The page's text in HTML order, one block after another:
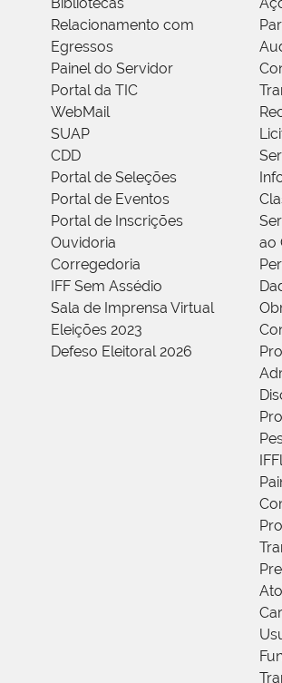
Relacionamento com
Egressos
Painel do Servidor
Portal da TIC
WebMail
SUAP
CDD
Portal de Seleções
Portal de Eventos
Portal de Inscrições
Ouvidoria
Corregedoria
IFF Sem Assédio
Sala de Imprensa Virtual
Eleições 2023
Defeso Eleitoral 2026
ao